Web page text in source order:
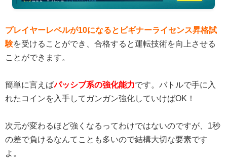
プレイヤーレベルが10になるとビギナーライセンス昇格試
験を受けることができ、合格すると運転技術を向上させる
ことができます。
簡単に言えばパッシブ系の強化能力です。バトルで手に入
れたコインを入手してガンガン強化していけばOK！
次元が変わるほど強くなるってわけではないのですが、1秒
の差で負けるなんてことも多いので結構大切な要素です
よ。